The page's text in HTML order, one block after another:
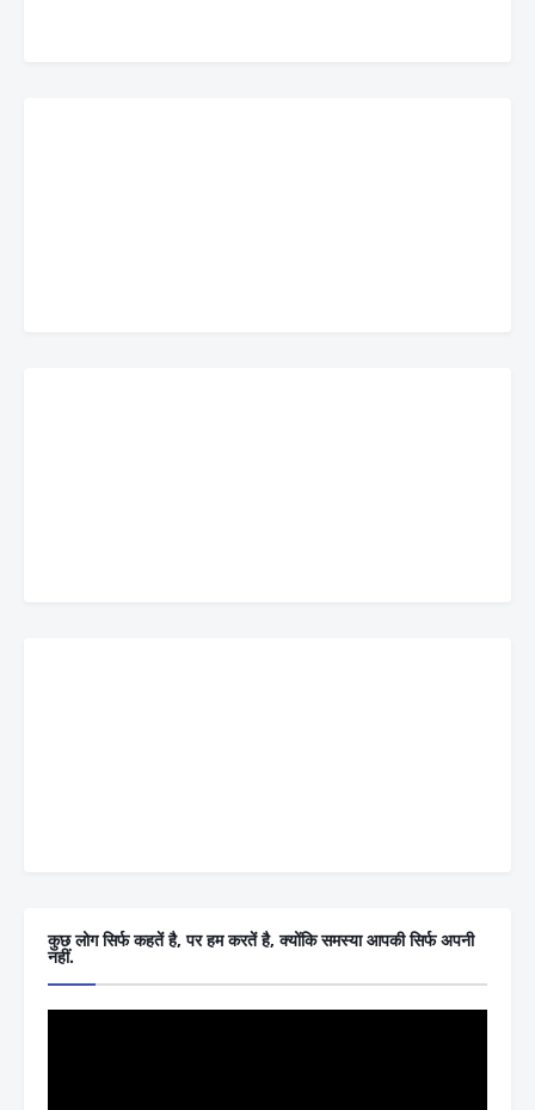
कुछ लोग सिर्फ कहतें है, पर हम करतें है, क्योंकि समस्या आपकी सिर्फ अपनी
नहीं.